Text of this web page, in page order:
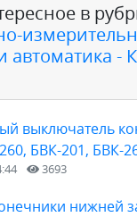
в
автоматика -
выключатель
БВК-201, БВК-
3693
нижней